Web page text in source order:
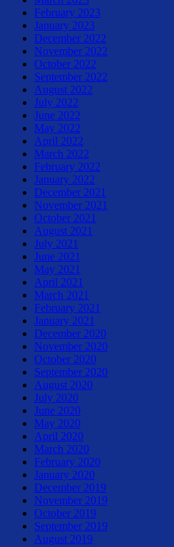
February 2023
January 2023
December 2022
November 2022
October 2022
September 2022
August 2022
July 2022
June 2022
May 2022
April 2022
March 2022
February 2022
January 2022
December 2021
November 2021
October 2021
August 2021
July 2021
June 2021
May 2021
April 2021
March 2021
February 2021
January 2021
December 2020
November 2020
October 2020
September 2020
August 2020
July 2020
June 2020
May 2020
April 2020
March 2020
February 2020
January 2020
December 2019
November 2019
October 2019
September 2019
August 2019